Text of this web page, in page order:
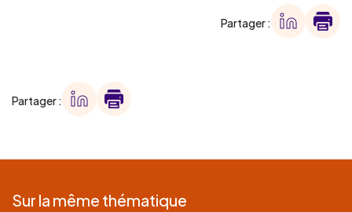
Partager :
Partager :
Sur la même thématique